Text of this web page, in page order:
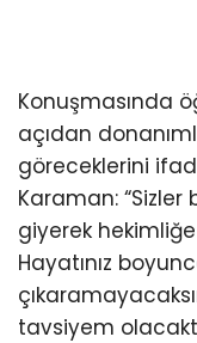
Konuşmasında
açıdan
göreceklerini
Karaman:
giyerek hekimliğe
Hayatınız
tavsiyem